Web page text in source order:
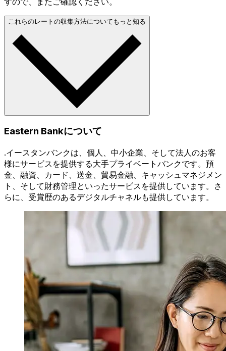
これらのレートの収集方法についてもっと知る
Eastern Bankについて
.イースタンバンクは、個人、中小企業、そして法人のお客
様にサービスを提供する大手プライベートバンクです。預
金、融資、カード、送金、貿易金融、キャッシュマネジメン
ト、そして財務管理といったサービスを提供しています。さ
らに、受賞歴のあるデジタルチャネルも提供しています。